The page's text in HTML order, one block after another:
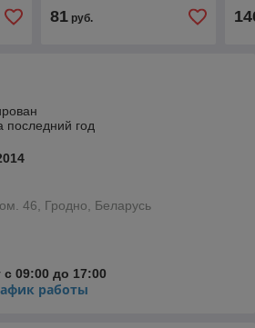
81руб.
последний год
46, Гродно, Беларусь
с 09:00 до 17:00
работы